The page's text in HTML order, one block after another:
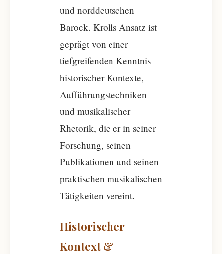
und norddeutschen
Barock. Krolls Ansatz ist
geprägt von einer
tiefgreifenden Kenntnis
historischer Kontexte,
Aufführungstechniken
und musikalischer
Rhetorik, die er in seiner
Forschung, seinen
Publikationen und seinen
praktischen musikalischen
Tätigkeiten vereint.
Historischer
Kontext &